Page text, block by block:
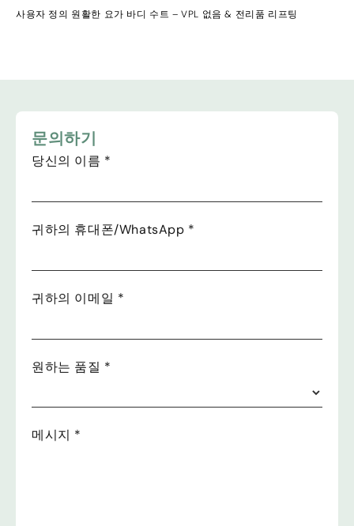
사용자 정의 원활한 요가 바디 수트 – VPL 없음 & 전리품 리프팅
문의하기
당신의 이름 *
귀하의 휴대폰/WhatsApp *
귀하의 이메일 *
원하는 품질 *
메시지 *